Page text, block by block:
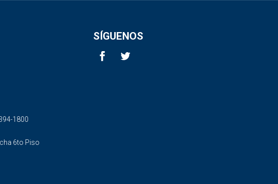
SÍGUENOS
1800
6to Piso